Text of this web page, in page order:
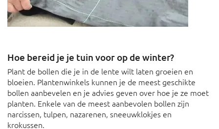
Hoe bereid je je tuin voor op de winter?
Plant de bollen die je in de lente wilt laten groeien en
bloeien. Plantenwinkels kunnen je de meest geschikte
bollen aanbevelen en je advies geven over hoe je ze moet
planten. Enkele van de meest aanbevolen bollen zijn
narcissen, tulpen, nazarenen, sneeuwklokjes en
krokussen.